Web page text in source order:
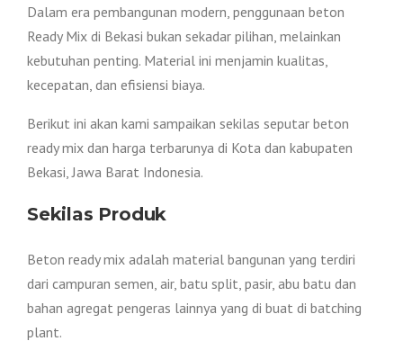
Dalam era pembangunan modern, penggunaan beton
Ready Mix di Bekasi bukan sekadar pilihan, melainkan
kebutuhan penting. Material ini menjamin kualitas,
kecepatan, dan efisiensi biaya.
Berikut ini akan kami sampaikan sekilas seputar beton
ready mix dan harga terbarunya di Kota dan kabupaten
Bekasi, Jawa Barat Indonesia.
Sekilas Produk
Beton ready mix adalah material bangunan yang terdiri
dari campuran semen, air, batu split, pasir, abu batu dan
bahan agregat pengeras lainnya yang di buat di batching
plant.